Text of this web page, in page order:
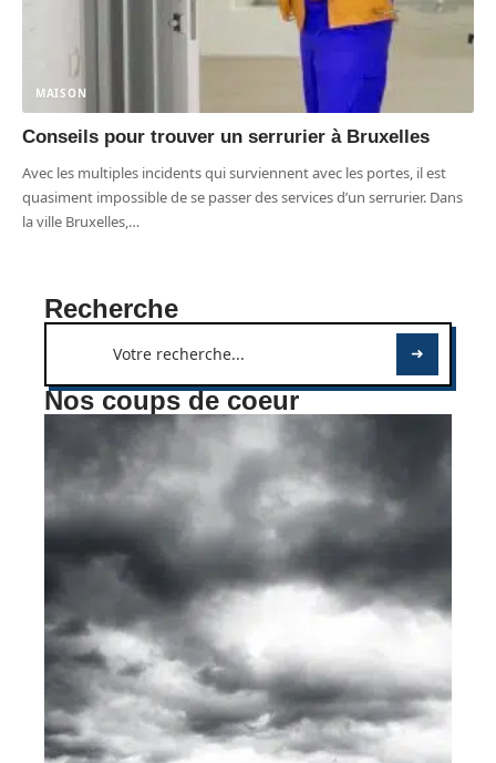
MAISON
Conseils pour trouver un serrurier à Bruxelles
Avec les multiples incidents qui surviennent avec les portes, il est
quasiment impossible de se passer des services d’un serrurier. Dans
la ville Bruxelles,…
Recherche
Nos coups de coeur